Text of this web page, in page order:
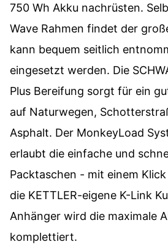
750 Wh Akku nachrüsten.
Wave Rahmen findet der
kann bequem seitlich
eingesetzt werden. Die
Plus Bereifung sorgt für ein
auf Naturwegen,
Asphalt. Der MonkeyLoad
erlaubt die einfache und
Packtaschen - mit einem
die KETTLER-eigene K-Link
Anhänger wird die maximale
komplettiert.